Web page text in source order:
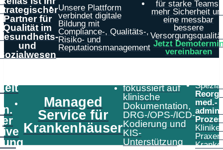
Partner für
Qualität im
und
Unsere Plattform
verbindet digitale
Bildung mit
Compliance-, Qualitäts-,
Risiko- und
Reputationsmanagement
für starke Teams,
mehr Sicherheit
eine messbar
bessere
Jetzt
vereinbaren
Managed
Service für
Krankenhäuser
fokussiert auf
klinische
Dokumentation,
DRG-/OPS-/ICD-
Kodierung und
KIS-
Unterstützung
med.-